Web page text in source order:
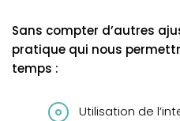
Sans compter d’autres
pratique qui nous
temps :
Utilisation de